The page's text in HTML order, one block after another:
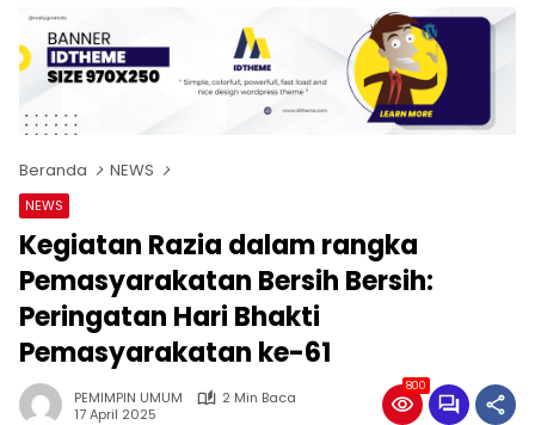
Beranda NEWS
NEWS
Kegiatan Razia dalam rangka
Pemasyarakatan Bersih Bersih:
Peringatan Hari Bhakti
Pemasyarakatan ke-61
PEMIMPIN UMUM
2 Min Baca
17 April 2025
800